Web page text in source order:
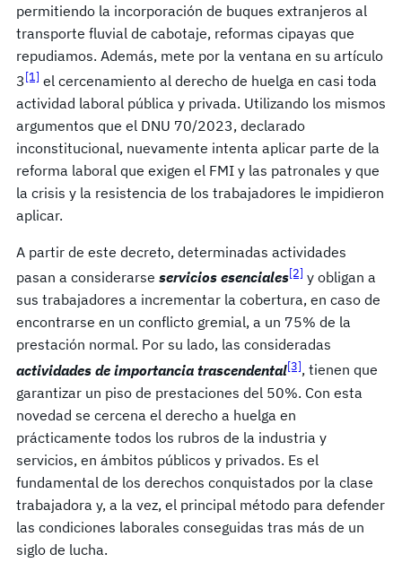
permitiendo la incorporación de buques extranjeros al
transporte fluvial de cabotaje, reformas cipayas que
repudiamos. Además, mete por la ventana en su artículo
3[1] el cercenamiento al derecho de huelga en casi toda
actividad laboral pública y privada. Utilizando los mismos
argumentos que el DNU 70/2023, declarado
inconstitucional, nuevamente intenta aplicar parte de la
reforma laboral que exigen el FMI y las patronales y que
la crisis y la resistencia de los trabajadores le impidieron
aplicar.
A partir de este decreto, determinadas actividades
pasan a considerarse servicios esenciales[2] y obligan a
sus trabajadores a incrementar la cobertura, en caso de
encontrarse en un conflicto gremial, a un 75% de la
prestación normal. Por su lado, las consideradas
actividades de importancia trascendental[3], tienen que
garantizar un piso de prestaciones del 50%. Con esta
novedad se cercena el derecho a huelga en
prácticamente todos los rubros de la industria y
servicios, en ámbitos públicos y privados. Es el
fundamental de los derechos conquistados por la clase
trabajadora y, a la vez, el principal método para defender
las condiciones laborales conseguidas tras más de un
siglo de lucha.